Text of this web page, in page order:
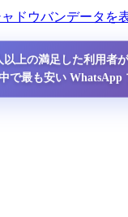
ドウバンデータを
以上の満足した利用者
で最も安い WhatsApp